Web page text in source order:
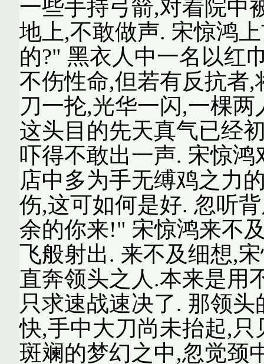
一些手持弓箭,对着院中
地上,不敢做声. 宋惊鸿
的?" 黑衣人中一名以红
不伤性命,但若有反抗者
刀一抡,光华一闪,一棵
这头目的先天真气已经
吓得不敢出一声. 宋惊
店中多为手无缚鸡之力
伤,这可如何是好. 忽听
余的你来!" 宋惊鸿来不
飞般射出. 来不及细想,
直奔领头之人.本来是用
只求速战速决了. 那领
快,手中大刀尚未抬起,
斑斓的梦幻之中,忽觉颈